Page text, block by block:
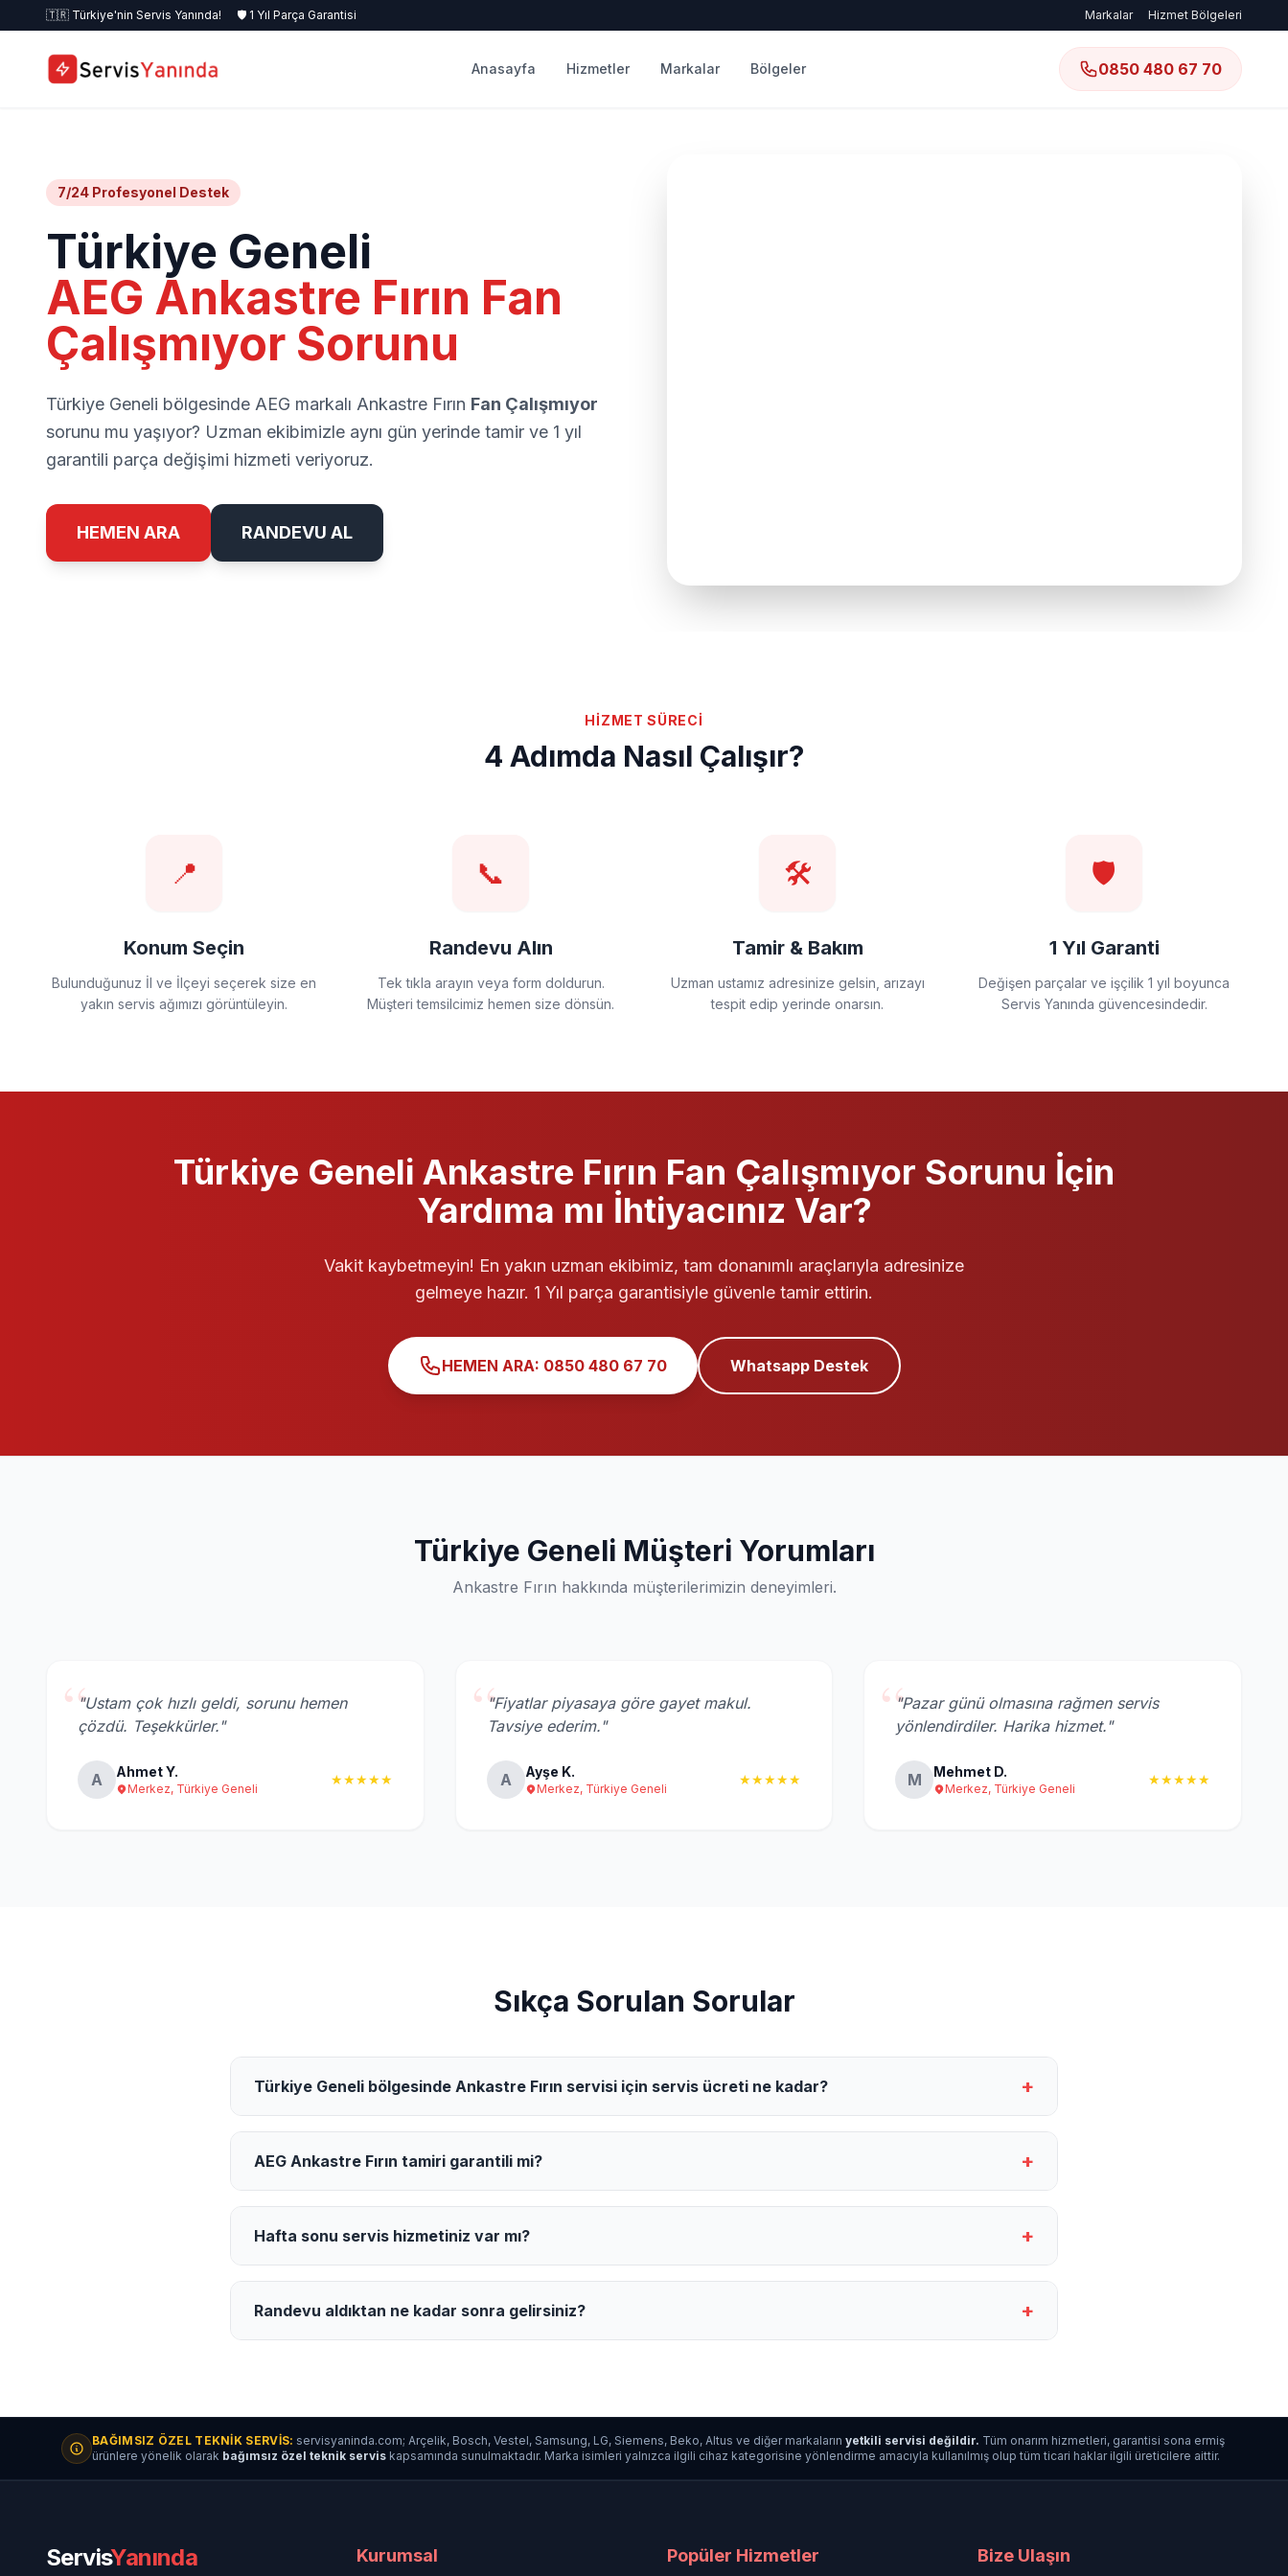
🇹🇷 Türkiye'nin Servis Yanında! 🛡️ 1 Yıl Parça Garantisi Markalar Hizmet Bölgeleri
Anasayfa Hizmetler Markalar Bölgeler 0850 480 67 70
7/24 Profesyonel Destek
Türkiye Geneli
AEG Ankastre Fırın Fan
Çalışmıyor Sorunu
HEMEN ARA RANDEVU AL
Türkiye Geneli bölgesinde AEG markalı Ankastre Fırın Fan Çalışmıyor
sorunu mu yaşıyor? Uzman ekibimizle aynı gün yerinde tamir ve 1 yıl
garantili parça değişimi hizmeti veriyoruz.
HİZMET SÜRECİ
4 Adımda Nasıl Çalışır?
📍
Konum Seçin
Bulunduğunuz İl ve İlçeyi seçerek size en
yakın servis ağımızı görüntüleyin.
📞
Randevu Alın
Tek tıkla arayın veya form doldurun.
Müşteri temsilcimiz hemen size dönsün.
🛠️
Tamir & Bakım
Uzman ustamız adresinize gelsin, arızayı
tespit edip yerinde onarsın.
🛡️
1 Yıl Garanti
Değişen parçalar ve işçilik 1 yıl boyunca
Servis Yanında güvencesindedir.
Türkiye Geneli Ankastre Fırın Fan Çalışmıyor Sorunu İçin
Yardıma mı İhtiyacınız Var?
Vakit kaybetmeyin! En yakın uzman ekibimiz, tam donanımlı araçlarıyla adresinize
gelmeye hazır. 1 Yıl parça garantisiyle güvenle tamir ettirin.
HEMEN ARA: 0850 480 67 70 Whatsapp Destek
Türkiye Geneli Müşteri Yorumları
Ankastre Fırın hakkında müşterilerimizin deneyimleri.
“"Ustam çok hızlı geldi, sorunu hemen
çözdü. Teşekkürler."
A Ahmet Y.
Merkez, Türkiye Geneli
★★★★★
“"Fiyatlar piyasaya göre gayet makul.
Tavsiye ederim."
A Ayşe K.
Merkez, Türkiye Geneli
★★★★★
“"Pazar günü olmasına rağmen servis
yönlendirdiler. Harika hizmet."
M Mehmet D.
Merkez, Türkiye Geneli
★★★★★
Sıkça Sorulan Sorular
Türkiye Geneli bölgesinde Ankastre Fırın servisi için servis ücreti ne kadar? +
AEG Ankastre Fırın tamiri garantili mi? +
Hafta sonu servis hizmetiniz var mı? +
Randevu aldıktan ne kadar sonra gelirsiniz? +
BAĞIMSIZ ÖZEL TEKNIK SERVIS: servisyaninda.com; Arçelik, Bosch, Vestel, Samsung, LG, Siemens, Beko, Altus ve diğer markalarınyetkili servisi değildir. Tüm onarım hizmetleri, garantisi sona ermiş
ürünlere yönelik olarak bağımsız özel teknik servis kapsamında sunulmaktadır. Marka isimleri yalnızca ilgili cihaz kategorisine yönlendirme amacıyla kullanılmış olup tüm ticari haklar ilgili üreticilere aittir.
ServisYanında Kurumsal Popüler Hizmetler Bize Ulaşın